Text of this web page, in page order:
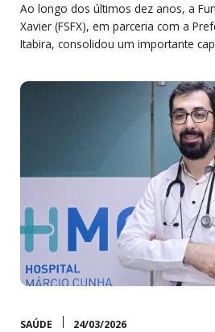
Ao longo dos últimos dez anos, a
Xavier (FSFX), em parceria com a
Itabira, consolidou um importante
SAÚDE 24/03/2026